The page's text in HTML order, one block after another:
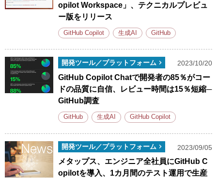
opilot Workspace」、テクニカルプレビュ
ー版をリリース
GitHub Copilot 生成AI GitHub
開発ツール／プラットフォーム 2023/10/20
GitHub Copilot Chatで開発者の85％がコー
ドの品質に自信、レビュー時間は15％短縮─
GitHub調査
GitHub 生成AI GitHub Copilot
開発ツール／プラットフォーム 2023/09/05
メタップス、エンジニア全社員にGitHub C
opilotを導入、1カ月間のテスト運用で生産